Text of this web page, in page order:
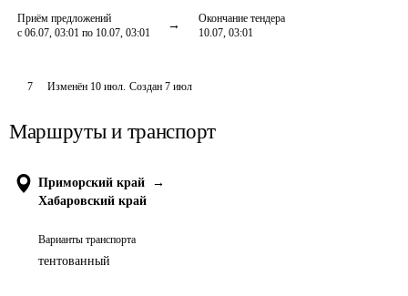
Приём предложений
с 06.07, 03:01 по 10.07, 03:01
Окончание тендера
10.07, 03:01
7 Изменён 10 июл. Создан 7 июл
Маршруты и транспорт
Приморский край
→
Хабаровский край
Варианты транспорта
тентованный